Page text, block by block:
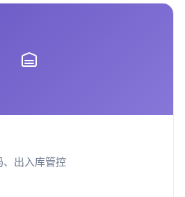
、出入库管控